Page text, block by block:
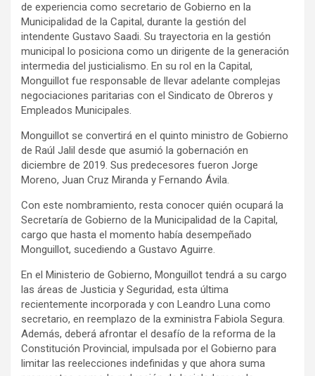
de experiencia como secretario de Gobierno en la
Municipalidad de la Capital, durante la gestión del
intendente Gustavo Saadi. Su trayectoria en la gestión
municipal lo posiciona como un dirigente de la generación
intermedia del justicialismo. En su rol en la Capital,
Monguillot fue responsable de llevar adelante complejas
negociaciones paritarias con el Sindicato de Obreros y
Empleados Municipales.
Monguillot se convertirá en el quinto ministro de Gobierno
de Raúl Jalil desde que asumió la gobernación en
diciembre de 2019. Sus predecesores fueron Jorge
Moreno, Juan Cruz Miranda y Fernando Ávila.
Con este nombramiento, resta conocer quién ocupará la
Secretaría de Gobierno de la Municipalidad de la Capital,
cargo que hasta el momento había desempeñado
Monguillot, sucediendo a Gustavo Aguirre.
En el Ministerio de Gobierno, Monguillot tendrá a su cargo
las áreas de Justicia y Seguridad, esta última
recientemente incorporada y con Leandro Luna como
secretario, en reemplazo de la exministra Fabiola Segura.
Además, deberá afrontar el desafío de la reforma de la
Constitución Provincial, impulsada por el Gobierno para
limitar las reelecciones indefinidas y que ahora suma